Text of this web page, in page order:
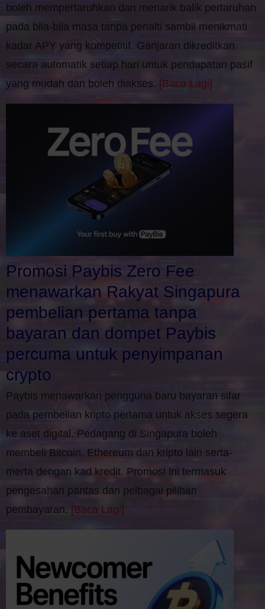
boleh mempertaruhkan dan menarik balik pertaruhan
pada bila-bila masa tanpa penalti sambil menikmati
kadar APY yang kompetitif. Ganjaran dikreditkan
secara automatik setiap hari untuk pendapatan pasif
yang mudah dan boleh diakses. [Baca Lagi]
Promosi Paybis Zero Fee
menawarkan Rakyat Singapura
pembelian pertama tanpa
bayaran dan dompet Paybis
percuma untuk penyimpanan
crypto
Paybis menawarkan pengguna baru bayaran sifar
pada pembelian kripto pertama untuk akses segera
ke aset digital. Pedagang di Singapura boleh
membeli Bitcoin, Ethereum dan kripto lain serta-
merta dengan kad kredit. Promosi ini termasuk
pengesahan pantas dan pelbagai pilihan
pembayaran. [Baca Lagi]